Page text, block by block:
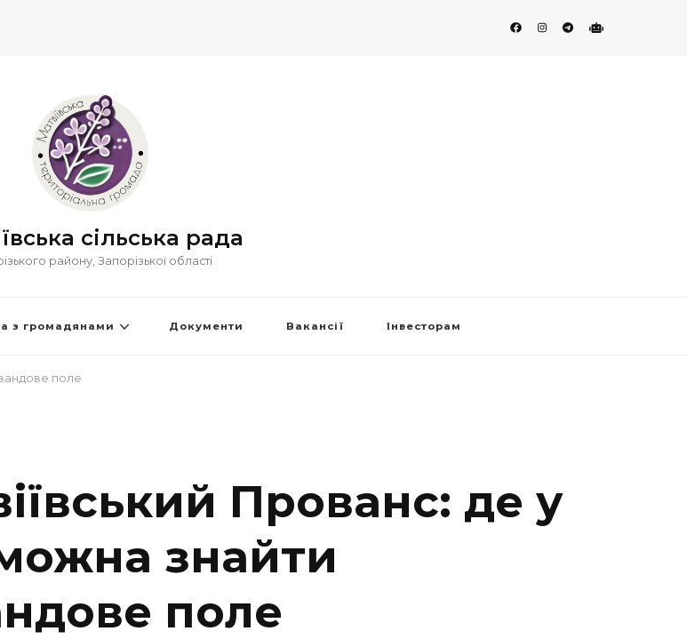
сільська рада
району, Запорізької області
з громадянами Документи Вакансії Інвесторам
поле
Прованс: де у
знайти
поле